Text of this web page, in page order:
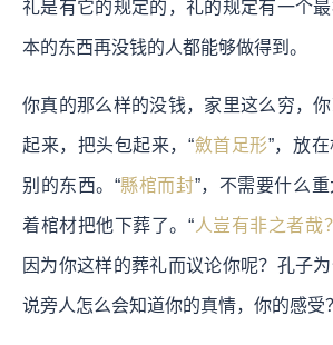
礼是有它的规定的，礼的规定有一个
本的东西再没钱的人都能够做得到。
你真的那么样的没钱，家里这么穷，
起来，把头包起来，“斂首足形”，放
别的东西。“縣棺而封”，不需要什么
着棺材把他下葬了。“ 人豈有非之者哉
因为你这样的葬礼而议论你呢？孔子
说旁人怎么会知道你的真情，你的感受？